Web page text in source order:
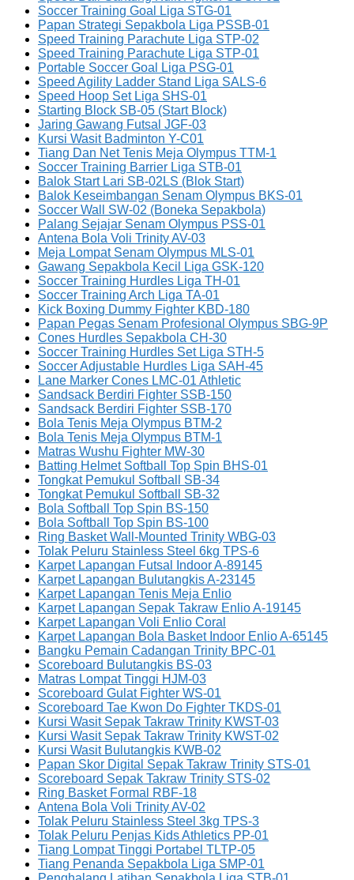
Soccer Training Goal Liga STG-01
Papan Strategi Sepakbola Liga PSSB-01
Speed Training Parachute Liga STP-02
Speed Training Parachute Liga STP-01
Portable Soccer Goal Liga PSG-01
Speed Agility Ladder Stand Liga SALS-6
Speed Hoop Set Liga SHS-01
Starting Block SB-05 (Start Block)
Jaring Gawang Futsal JGF-03
Kursi Wasit Badminton Y-C01
Tiang Dan Net Tenis Meja Olympus TTM-1
Soccer Training Barrier Liga STB-01
Balok Start Lari SB-02LS (Blok Start)
Balok Keseimbangan Senam Olympus BKS-01
Soccer Wall SW-02 (Boneka Sepakbola)
Palang Sejajar Senam Olympus PSS-01
Antena Bola Voli Trinity AV-03
Meja Lompat Senam Olympus MLS-01
Gawang Sepakbola Kecil Liga GSK-120
Soccer Training Hurdles Liga TH-01
Soccer Training Arch Liga TA-01
Kick Boxing Dummy Fighter KBD-180
Papan Pegas Senam Profesional Olympus SBG-9P
Cones Hurdles Sepakbola CH-30
Soccer Training Hurdles Set Liga STH-5
Soccer Adjustable Hurdles Liga SAH-45
Lane Marker Cones LMC-01 Athletic
Sandsack Berdiri Fighter SSB-150
Sandsack Berdiri Fighter SSB-170
Bola Tenis Meja Olympus BTM-2
Bola Tenis Meja Olympus BTM-1
Matras Wushu Fighter MW-30
Batting Helmet Softball Top Spin BHS-01
Tongkat Pemukul Softball SB-34
Tongkat Pemukul Softball SB-32
Bola Softball Top Spin BS-150
Bola Softball Top Spin BS-100
Ring Basket Wall-Mounted Trinity WBG-03
Tolak Peluru Stainless Steel 6kg TPS-6
Karpet Lapangan Futsal Indoor A-89145
Karpet Lapangan Bulutangkis A-23145
Karpet Lapangan Tenis Meja Enlio
Karpet Lapangan Sepak Takraw Enlio A-19145
Karpet Lapangan Voli Enlio Coral
Karpet Lapangan Bola Basket Indoor Enlio A-65145
Bangku Pemain Cadangan Trinity BPC-01
Scoreboard Bulutangkis BS-03
Matras Lompat Tinggi HJM-03
Scoreboard Gulat Fighter WS-01
Scoreboard Tae Kwon Do Fighter TKDS-01
Kursi Wasit Sepak Takraw Trinity KWST-03
Kursi Wasit Sepak Takraw Trinity KWST-02
Kursi Wasit Bulutangkis KWB-02
Papan Skor Digital Sepak Takraw Trinity STS-01
Scoreboard Sepak Takraw Trinity STS-02
Ring Basket Formal RBF-18
Antena Bola Voli Trinity AV-02
Tolak Peluru Stainless Steel 3kg TPS-3
Tolak Peluru Penjas Kids Athletics PP-01
Tiang Lompat Tinggi Portabel TLTP-05
Tiang Penanda Sepakbola Liga SMP-01